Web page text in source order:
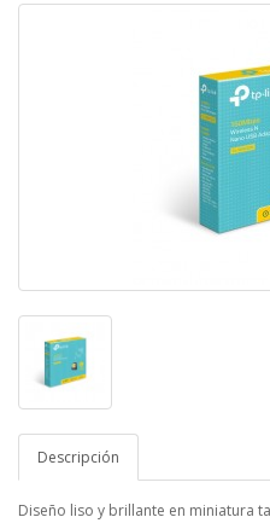
Descripción
Diseño liso y brillante en miniatura